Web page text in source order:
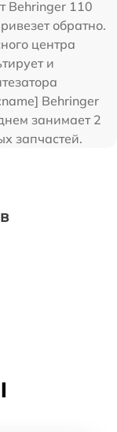
Behringer 110
обратно.
центра
и
Behringer
занимает 2
запчастей.